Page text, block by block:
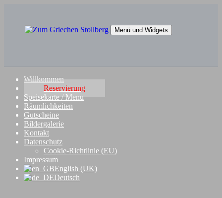
Menü und Widgets
Willkommen
Reservierung
Speisekarte / Menu
Räumlichkeiten
Gutscheine
Bildergalerie
Kontakt
Datenschutz
Cookie-Richtlinie (EU)
Impressum
English (UK)
Deutsch